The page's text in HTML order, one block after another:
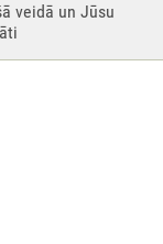
veidā un Jūsu